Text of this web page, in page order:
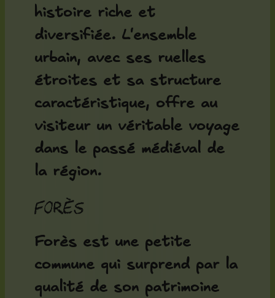
histoire riche et
diversifiée. L'ensemble
urbain, avec ses ruelles
étroites et sa structure
caractéristique, offre au
visiteur un véritable voyage
dans le passé médiéval de
la région.
Forès
Forès est une petite
commune qui surprend par la
qualité de son patrimoine